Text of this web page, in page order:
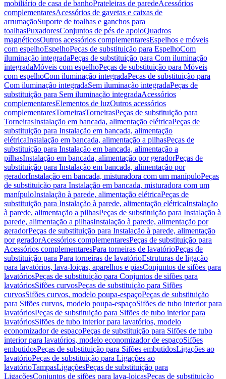
mobiliário de casa de banhoPrateleiras de paredeAcessórios
complementaresAcessórios de gavetas e caixas de
arrumaçãoSuporte de toalhas e ganchos para
toalhasPuxadoresConjuntos de pés de apoioQuadros
magnéticosOutros acessórios complementaresEspelhos e móveis
com espelhoEspelhoPeças de substituição para EspelhoCom
iluminação integradaPeças de substituição para Com iluminação
integradaMóveis com espelhoPeças de substituição para Móveis
com espelhoCom iluminação integradaPeças de substituição para
Com iluminação integradaSem iluminação integradaPeças de
substituição para Sem iluminação integradaAcessórios
complementaresElementos de luzOutros acessórios
complementaresTorneirasTorneirasPeças de substituição para
TorneirasInstalação em bancada, alimentação elétricaPeças de
substituição para Instalação em bancada, alimentação
elétricaInstalação em bancada, alimentação a pilhasPeças de
substituição para Instalação em bancada, alimentação a
pilhasInstalação em bancada, alimentação por geradorPeças de
substituição para Instalação em bancada, alimentação por
geradorInstalação em bancada, misturadora com um manípuloPeças
de substituição para Instalação em bancada, misturadora com um
manípuloInstalação à parede, alimentação elétricaPeças de
substituição para Instalação à parede, alimentação elétricaInstalação
à parede, alimentação a pilhasPeças de substituição para Instalação à
parede, alimentação a pilhasInstalação à parede, alimentação por
geradorPeças de substituição para Instalação à parede, alimentação
por geradorAcessórios complementaresPeças de substituição para
Acessórios complementaresPara torneiras de lavatórioPeças de
substituição para Para torneiras de lavatórioEstruturas de ligação
para lavatórios, lava-loiças, aparelhos e piasConjuntos de sifões para
lavatóriosPeças de substituição para Conjuntos de sifões para
lavatóriosSifões curvosPeças de substituição para Sifões
curvosSifões curvos, modelo poupa-espaçoPeças de substituição
para Sifões curvos, modelo poupa-espaçoSifões de tubo interior para
lavatóriosPeças de substituição para Sifões de tubo interior para
lavatóriosSifões de tubo interior para lavatórios, modelo
economizador de espaçoPeças de substituição para Sifões de tubo
interior para lavatórios, modelo economizador de espaçoSifões
embutidosPeças de substituição para Sifões embutidosLigações ao
lavatórioPeças de substituição para Ligações ao
lavatórioTampasLigaçõesPeças de substituição para
LigaçõesConjuntos de sifões para lava-loiçasPeças de substituição